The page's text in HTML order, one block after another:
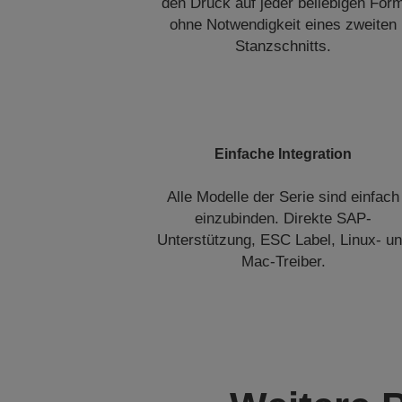
ohne Notwendigkeit eines zweiten
Stanzschnitts.
Einfache Integration
Alle Modelle der Serie sind einfach
einzubinden. Direkte SAP-
Unterstützung, ESC Label, Linux-
Mac-Treiber.